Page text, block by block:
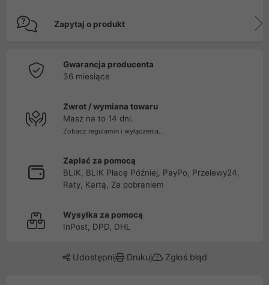
Zapytaj o produkt
Gwarancja producenta
36 miesiące
Zwrot / wymiana towaru
Masz na to 14 dni.
Zobacz regulamin i wyłączenia...
Zapłać za pomocą
BLIK, BLIK Płacę Później, PayPo, Przelewy24,
Raty, Kartą, Za pobraniem
Wysyłka za pomocą
InPost, DPD, DHL
Udostępnij Drukuj Zgłoś błąd